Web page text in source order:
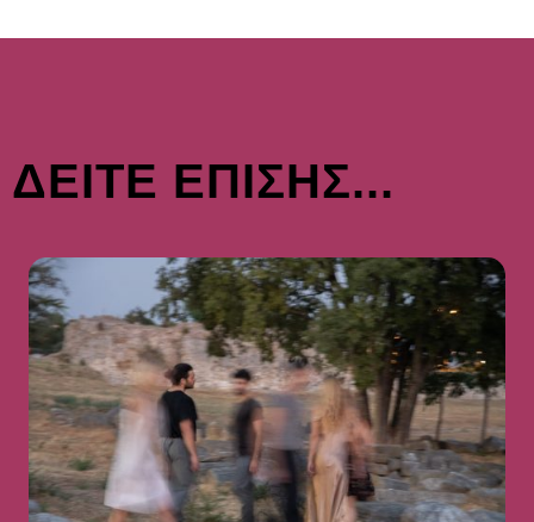
ΔΕΙΤΕ ΕΠΙΣΗΣ...